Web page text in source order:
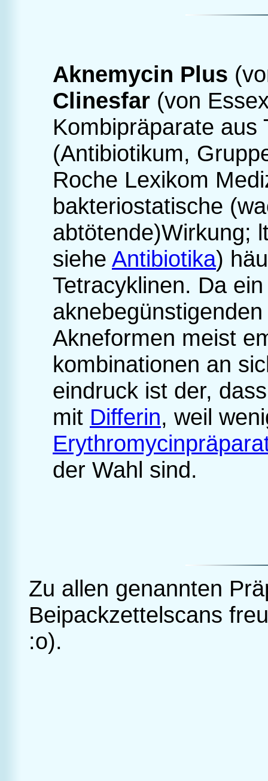
Aknemycin Plus
Clinesfar (von
Kombipräparate aus
(Antibiotikum,
Roche Lexikom
bakteriostatische
abtötende)Wirkung;
siehe Antibiotika)
Tetracyklinen. Da
Akneformen meist
kombinationen an
eindruck ist der,
mit Differin, weil
der Wahl sind.
Zu allen genannten
Beipackzettelscans
:o).